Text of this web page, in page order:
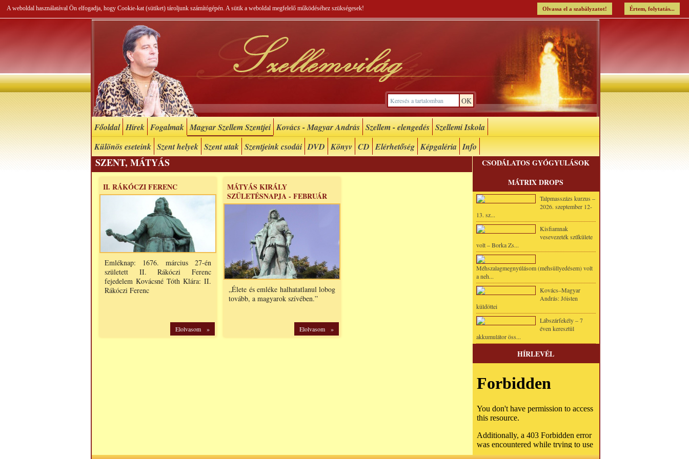
A weboldal használatával Ön elfogadja, hogy Cookie-kat (sütiket) tároljunk számítógépén. A sütik a weboldal megfelelő működéséhez szükségesek! Olvassa el a szabályzatot! Értem, folytatás...
Főoldal Hírek Fogalmak Magyar Szellem Szentjei Kovács - Magyar András Szellem - elengedés Szellemi Iskola
Különös eseteink Szent helyek Szent utak Szentjeink csodái DVD Könyv CD Elérhetőség Képgaléria Info
SZENT, MÁTYÁS
II. RÁKÓCZI FERENC
Emléknap: 1676. március 27-én
született II. Rákóczi Ferenc
fejedelem Kovácsné Tóth Klára: II.
Rákóczi Ferenc
Elolvasom »
MÁTYÁS KIRÁLY
SZÜLETÉSNAPJA - FEBRUÁR
23...
„Élete és emléke halhatatlanul lobog
tovább, a magyarok szívében.”
Elolvasom »
CSODÁLATOS GYÓGYULÁSOK
MÁTRIX DROPS
Talpmasszázs kurzus –
2026. szeptember 12-
13. sz...
Kisfiamnak
vesevezeték szűkülete
volt – Borka Zs...
Méhszalagmegnyúlásom (méhsüllyedésem) volt
a neh...
Kovács–Magyar
András: Jóisten
küldöttei
Lábszárfekély – 7
éven keresztül
akkumulátor öss...
HÍRLEVÉL